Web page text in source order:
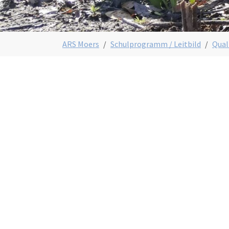
ARS Moers Schulprogramm / Leitbild